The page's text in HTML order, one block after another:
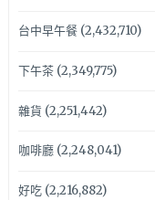
台中早午餐(2,432,710)
下午茶(2,349,775)
雜貨 (2,251,442)
咖啡廳(2,248,041)
好吃(2,216,882)